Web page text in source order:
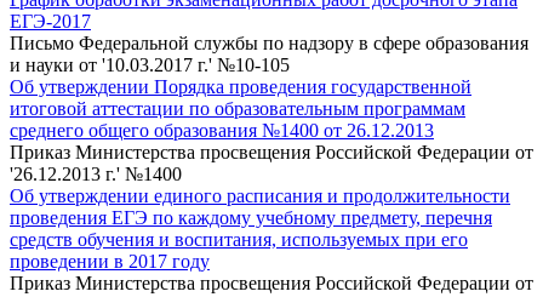
ЕГЭ-2017
Письмо Федеральной службы по надзору в сфере образования
и науки от '10.03.2017 г.' №10-105
Об утверждении Порядка проведения государственной
итоговой аттестации по образовательным программам
среднего общего образования №1400 от 26.12.2013
Приказ Министерства просвещения Российской Федерации от
'26.12.2013 г.' №1400
Об утверждении единого расписания и продолжительности
проведения ЕГЭ по каждому учебному предмету, перечня
средств обучения и воспитания, используемых при его
проведении в 2017 году
Приказ Министерства просвещения Российской Федерации от